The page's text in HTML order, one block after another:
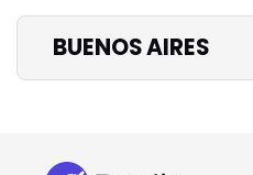
BUENOS AIRES